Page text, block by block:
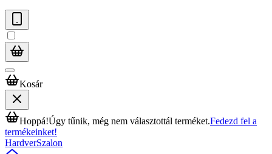
Kosár
Hoppá!Úgy tűnik, még nem választottál terméket.Fedezd fel a
termékeinket!
HardverSzalon